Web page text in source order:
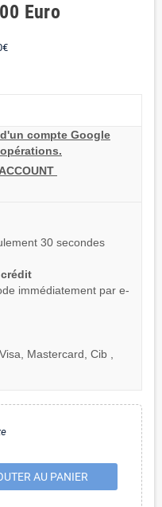
Euro
compte Google
30 secondes
immédiatement par e-
Mastercard, Cib ,
AU PANIER